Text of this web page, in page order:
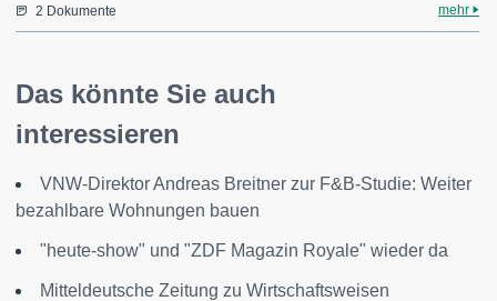
2 Dokumente mehr
Das könnte Sie auch
interessieren
VNW-Direktor Andreas Breitner zur F&B-Studie: Weiter
bezahlbare Wohnungen bauen
"heute-show" und "ZDF Magazin Royale" wieder da
Mitteldeutsche Zeitung zu Wirtschaftsweisen